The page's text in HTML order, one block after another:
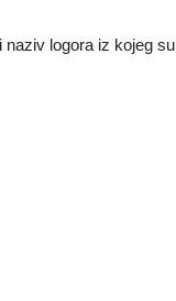
naziv logora iz kojeg su